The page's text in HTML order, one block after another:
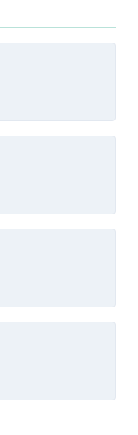
und
Compliance-